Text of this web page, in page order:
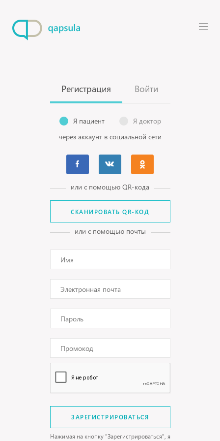
Регистрация Войти
Я пациент
Я доктор
через аккаунт в социальной сети
или с помощью QR-кода
СКАНИРОВАТЬ QR-КОД
или с помощью почты
ЗАРЕГИСТРИРОВАТЬСЯ
Нажимая на кнопку "Зарегистрироваться", я